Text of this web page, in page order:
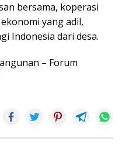
bersama, koperasi
yang adil,
Indonesia dari desa.
– Forum